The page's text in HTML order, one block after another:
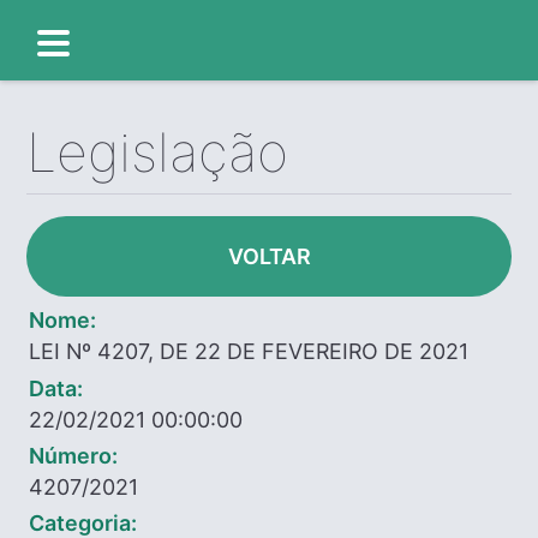
Legislação
VOLTAR
Nome:
LEI Nº 4207, DE 22 DE FEVEREIRO DE 2021
Data:
22/02/2021 00:00:00
Número:
4207/2021
Categoria: